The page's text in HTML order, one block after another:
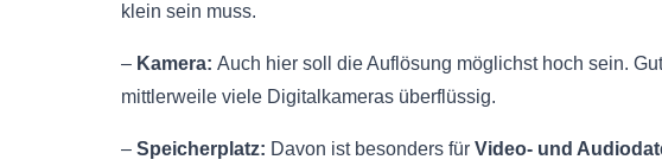
klein sein muss.
– Kamera: Auch hier soll die Auflösung möglichst hoch sein.
mittlerweile viele Digitalkameras überflüssig.
– Speicherplatz: Davon ist besonders für Video- und